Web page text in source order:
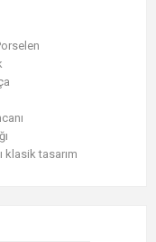
klasik tasarım